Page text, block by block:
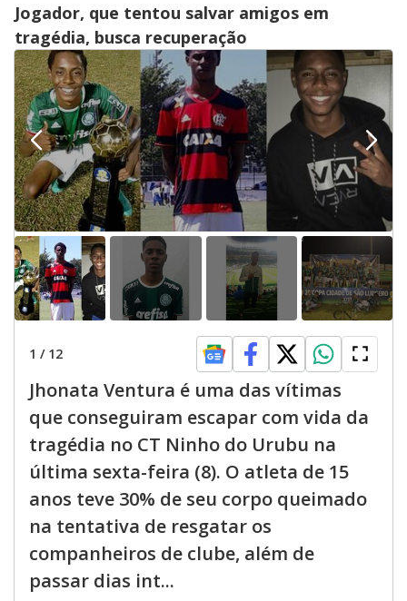
Jogador, que tentou salvar amigos em
tragédia, busca recuperação
1 / 12
Jhonata Ventura é uma das vítimas
que conseguiram escapar com vida da
tragédia no CT Ninho do Urubu na
última sexta-feira (8). O atleta de 15
anos teve 30% de seu corpo queimado
na tentativa de resgatar os
companheiros de clube, além de
passar dias int...